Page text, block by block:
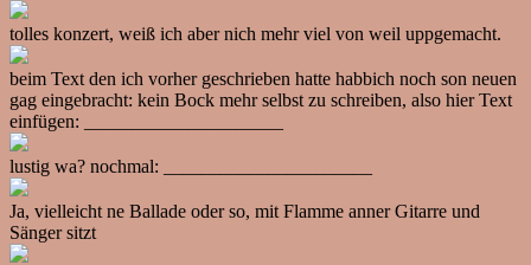
tolles konzert, weiß ich aber nich mehr viel von weil uppgemacht.
beim Text den ich vorher geschrieben hatte habbich noch son neuen
gag eingebracht: kein Bock mehr selbst zu schreiben, also hier Text
einfügen: _____________________
lustig wa? nochmal: ______________________
Ja, vielleicht ne Ballade oder so, mit Flamme anner Gitarre und
Sänger sitzt